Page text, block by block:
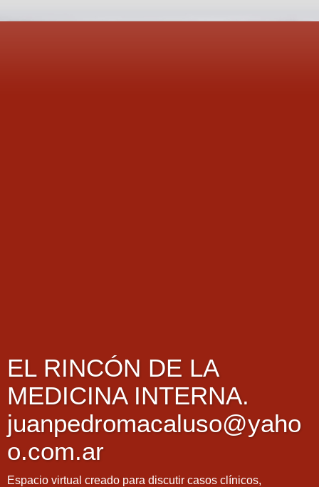
EL RINCÓN DE LA
MEDICINA INTERNA.
juanpedromacaluso@yaho
o.com.ar
Espacio virtual creado para discutir casos clínicos,